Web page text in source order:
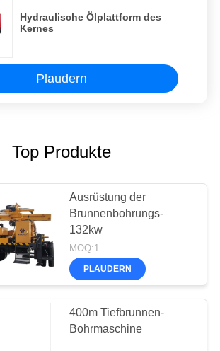
Hydraulische Ölplattform des
Kernes
Plaudern
Top Produkte
Ausrüstung der
Brunnenbohrungs-
132kw
MOQ:1
PLAUDERN
400m Tiefbrunnen-
Bohrmaschine